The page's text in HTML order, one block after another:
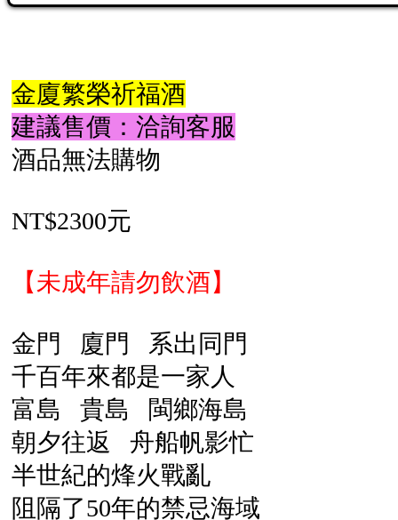
金廈繁榮祈福酒
建議售價：洽詢客服
酒品無法購物
NT$2300元
【未成年請勿飲酒】
金門 廈門 系出同門
千百年來都是一家人
富島 貴島 閩鄉海島
朝夕往返 舟船帆影忙
半世紀的烽火戰亂
阻隔了50年的禁忌海域